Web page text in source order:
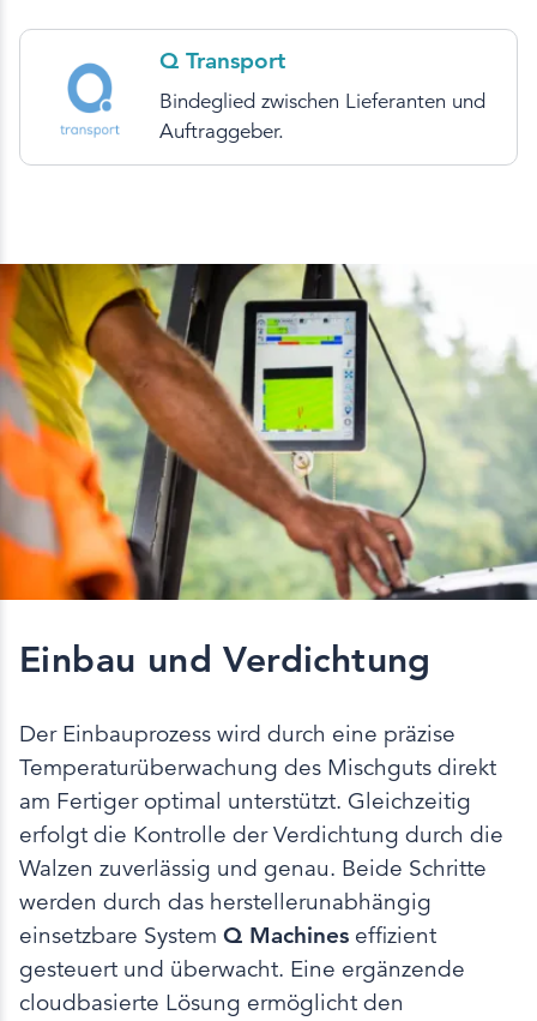
Q Transport
Bindeglied zwischen Lieferanten und
Auftraggeber.
Einbau und Verdichtung
Der Einbauprozess wird durch eine präzise
Temperaturüberwachung des Mischguts direkt
am Fertiger optimal unterstützt. Gleichzeitig
erfolgt die Kontrolle der Verdichtung durch die
Walzen zuverlässig und genau. Beide Schritte
werden durch das herstellerunabhängig
einsetzbare System Q Machines effizient
gesteuert und überwacht. Eine ergänzende
cloudbasierte Lösung ermöglicht den